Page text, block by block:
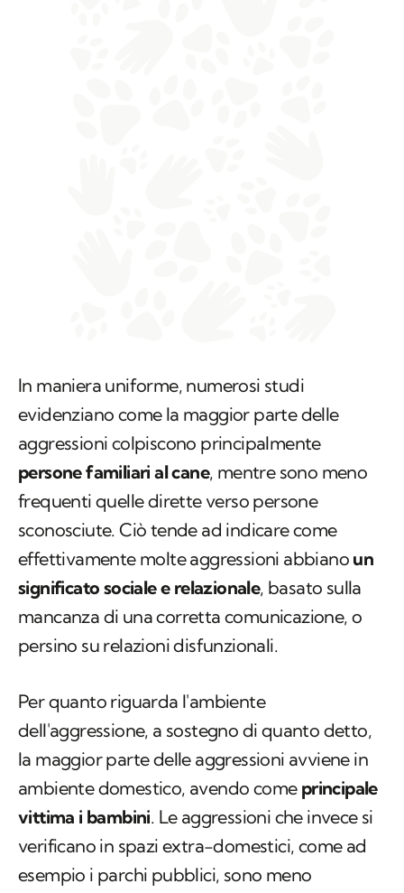
In maniera uniforme, numerosi studi
evidenziano come la maggior parte delle
aggressioni colpiscono principalmente
persone familiari al cane, mentre sono meno
frequenti quelle dirette verso persone
sconosciute. Ciò tende ad indicare come
effettivamente molte aggressioni abbiano un
significato sociale e relazionale, basato sulla
mancanza di una corretta comunicazione, o
persino su relazioni disfunzionali.
Per quanto riguarda l'ambiente
dell'aggressione, a sostegno di quanto detto,
la maggior parte delle aggressioni avviene in
ambiente domestico, avendo come principale
vittima i bambini. Le aggressioni che invece si
verificano in spazi extra-domestici, come ad
esempio i parchi pubblici, sono meno